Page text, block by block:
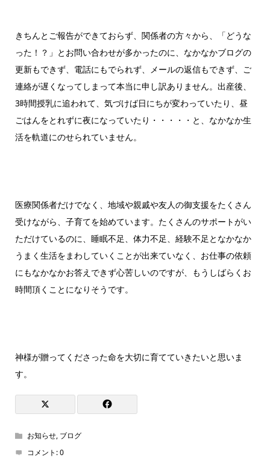
きちんとご報告ができておらず、関係者の方々から、「どうな
った！？」とお問い合わせが多かったのに、なかなかブログの
更新もできず、電話にもでられず、メールの返信もできず、ご
連絡が遅くなってしまって本当に申し訳ありません。出産後、
3時間授乳に追われて、気づけば日にちが変わっていたり、昼
ごはんをとれずに夜になっていたり・・・・・と、なかなか生
活を軌道にのせられていません。
医療関係者だけでなく、地域や親戚や友人の御支援をたくさん
受けながら、子育てを始めています。たくさんのサポートがい
ただけているのに、睡眠不足、体力不足、経験不足となかなか
うまく生活をまわしていくことが出来ていなく、お仕事の依頼
にもなかなかお答えできず心苦しいのですが、もうしばらくお
時間頂くことになりそうです。
神様が贈ってくださった命を大切に育てていきたいと思いま
す。
お知らせ, ブログ
コメント:0